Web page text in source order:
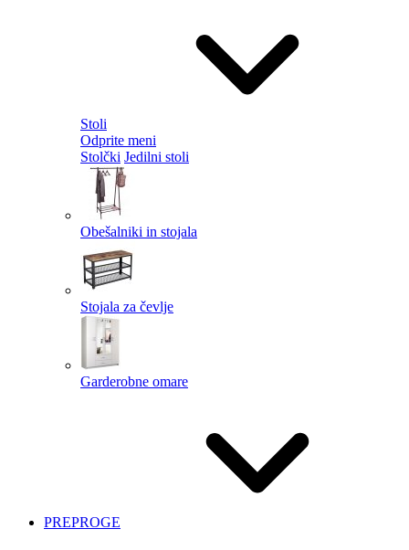
Stoli
Odprite meni
Stolčki Jedilni stoli
Obešalniki in stojala
Stojala za čevlje
Garderobne omare
PREPROGE